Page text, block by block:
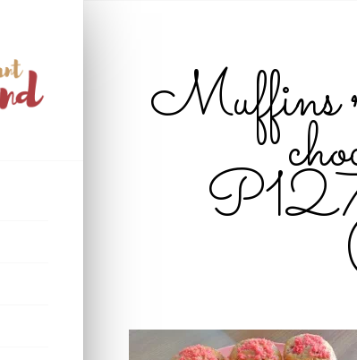
Muffins